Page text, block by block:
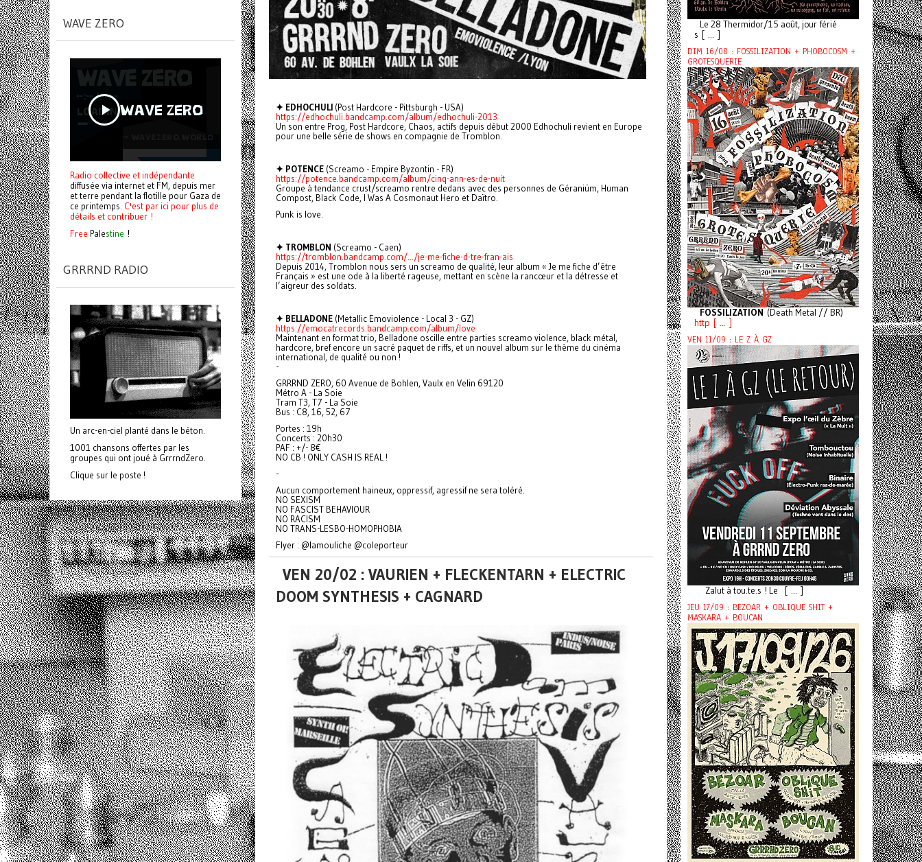
✦ EDHOCHULI (Post Hardcore - Pittsburgh - USA)
https://edhochuli.bandcamp.com/album/edhochuli-2013
Un son entre Prog, Post Hardcore, Chaos, actifs depuis début 2000 Edhochuli revient en Europe
pour une belle série de shows en compagnie de Tromblon.
✦ POTENCE (Screamo - Empire Byzontin - FR)
https://potence.bandcamp.com/album/cinq-ann-es-de-nuit
Groupe à tendance crust/screamo rentre dedans avec des personnes de Géraniüm, Human
Compost, Black Code, I Was A Cosmonaut Hero et Daïtro.
Punk is love.
✦ TROMBLON (Screamo - Caen)
https://tromblon.bandcamp.com/.../je-me-fiche-d-tre-fran-ais
Depuis 2014, Tromblon nous sers un screamo de qualité, leur album « Je me fiche d’être
Français » est une ode à la liberté rageuse, mettant en scène la rancœur et la détresse et
l’aigreur des soldats.
✦ BELLADONE (Metallic Emoviolence - Local 3 - GZ)
https://emocatrecords.bandcamp.com/album/love
Maintenant en format trio, Belladone oscille entre parties screamo violence, black métal,
hardcore, bref encore un sacré paquet de riffs, et un nouvel album sur le thème du cinéma
international, de qualité ou non !
-
GRRRND ZERO, 60 Avenue de Bohlen, Vaulx en Velin 69120
Métro A - La Soie
Tram T3, T7 - La Soie
Bus : C8, 16, 52, 67
Portes : 19h
Concerts : 20h30
PAF : +/- 8€
NO CB ! ONLY CASH IS REAL !
-
Aucun comportement haineux, oppressif, agressif ne sera toléré.
NO SEXISM
NO FASCIST BEHAVIOUR
NO RACISM
NO TRANS-LESBO-HOMOPHOBIA
Flyer : @lamouliche @coleporteur
VEN 20/02 : VAURIEN + FLECKENTARN + ELECTRIC
DOOM SYNTHESIS + CAGNARD
WAVE ZERO
Radio collective et indépendante
diffusée via internet et FM, depuis mer
et terre pendant la flotille pour Gaza de
ce printemps. C'est par ici pour plus de
détails et contribuer !
Free Palestine !
GRRRND RADIO
Un arc-en-ciel planté dans le béton.
1001 chansons offertes par les
groupes qui ont joué à GrrrndZero.
Clique sur le poste !
Le 28 Thermidor/15 août, jour férié
s [ ... ]
DIM 16/08 : FOSSILIZATION + PHOBOCOSM +
GROTESQUERIE
FOSSILIZATION (Death Metal // BR)
http [ ... ]
VEN 11/09 : LE Z À GZ
Zalut à tou.te.s ! Le [ ... ]
JEU 17/09 : BEZOAR + OBLIQUE SHIT +
MASKARA + BOUCAN